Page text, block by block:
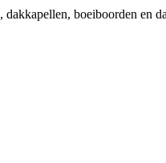
dakkapellen, boeiboorden